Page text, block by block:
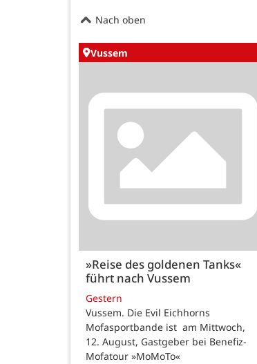
Nach oben
Vussem
»Reise des goldenen Tanks«
führt nach Vussem
Gestern
Vussem. Die Evil Eichhorns
Mofasportbande ist am Mittwoch,
12. August, Gastgeber bei Benefiz-
Mofatour »MoMoTo«